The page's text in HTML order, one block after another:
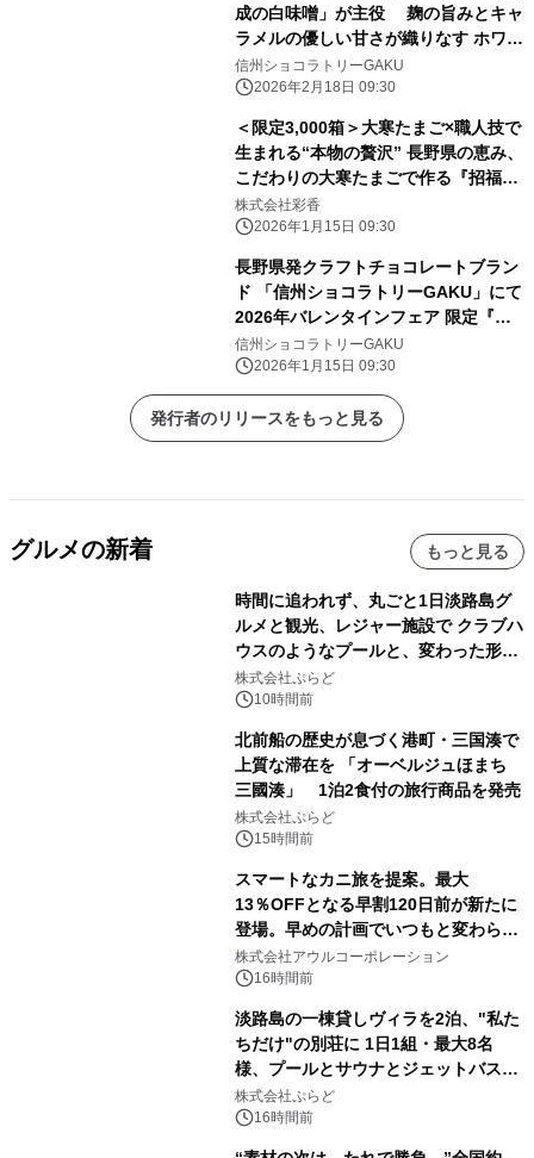
成の白味噌」が主役 麹の旨みとキャ
ラメルの優しい甘さが織りなす ホワイ
トデー限定ショコラを発売
信州ショコラトリーGAKU
2026年2月18日 09:30
＜限定3,000箱＞大寒たまご×職人技で
生まれる“本物の贅沢” 長野県の恵み、
こだわりの大寒たまごで作る『招福バ
ウム』 地元素材を生かした究極のスイ
ーツが、 1月21日から数量限定で販売
株式会社彩香
2026年1月15日 09:30
長野県発クラフトチョコレートブラン
ド 「信州ショコラトリーGAKU」にて
2026年バレンタインフェア 限定『信
州の老舗味噌蔵との初コラボ商品 信州
craft chocolate ～信州のモノづくり
とショコラ～』 2026年1月16日(金)よ
り発売
信州ショコラトリーGAKU
2026年1月15日 09:30
発行者のリリースをもっと見る
グルメの新着 もっと見る
時間に追われず、丸ごと1日淡路島グ
ルメと観光、レジャー施設で クラブハ
ウスのようなプールと、変わった形の
サウナも 「THE BOXY AWAJI」のお
得な素泊まり連泊プランで
株式会社ぷらど
10時間前
北前船の歴史が息づく港町・三国湊で
上質な滞在を 「オーベルジュほまち
三國湊」 1泊2食付の旅行商品を発売
株式会社ぷらど
15時間前
スマートなカニ旅を提案。最大
13％OFFとなる早割120日前が新たに
登場。早めの計画でいつもと変わらぬ
大人の冬旅を。ー夕日ヶ浦温泉「佳松
苑 別邸ふうか」ー
株式会社アウルコーポレーション
16時間前
淡路島の一棟貸しヴィラを2泊、"私た
ちだけ"の別荘に 1日1組・最大8名
様、プールとサウナとジェットバス付
きで Villa Mon Temps AWAJIの連泊
素泊りプラン
株式会社ぷらど
16時間前